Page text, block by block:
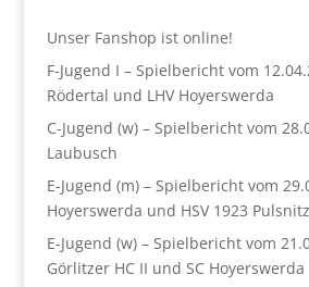
Unser Fanshop ist online!
F-Jugend I – Spielbericht vom
Rödertal und LHV Hoyerswerda
C-Jugend (w) – Spielbericht vom
Laubusch
E-Jugend (m) – Spielbericht vom
Hoyerswerda und HSV 1923 Pulsnitz
E-Jugend (w) – Spielbericht vom
Görlitzer HC II und SC Hoyerswerda